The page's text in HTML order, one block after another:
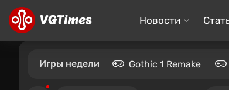
Новости
Игры недели Gothic 1 Remake